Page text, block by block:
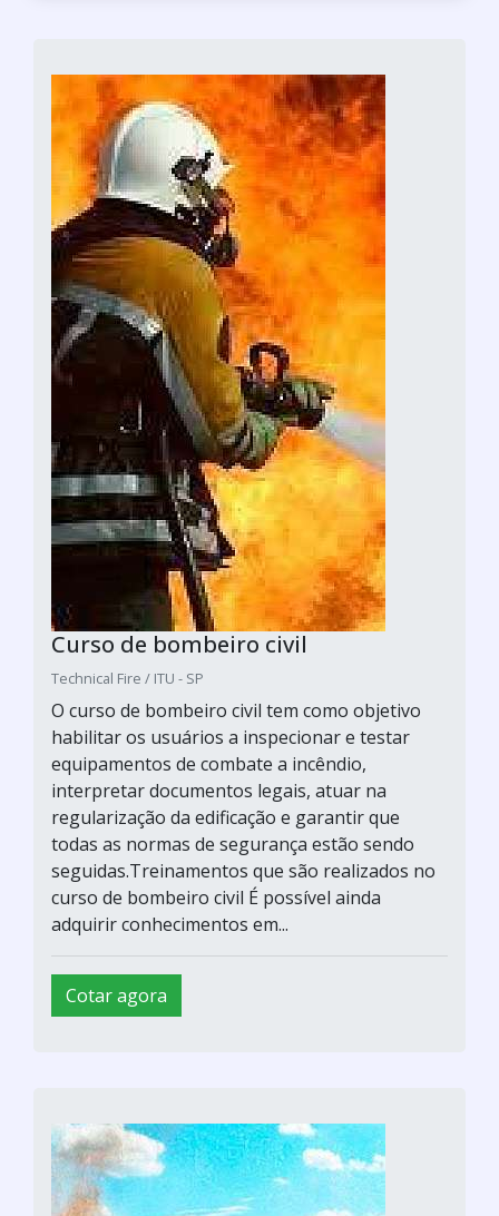
Curso de bombeiro civil
Technical Fire / ITU - SP
O curso de bombeiro civil tem como objetivo
habilitar os usuários a inspecionar e testar
equipamentos de combate a incêndio,
interpretar documentos legais, atuar na
regularização da edificação e garantir que
todas as normas de segurança estão sendo
seguidas.Treinamentos que são realizados no
curso de bombeiro civil É possível ainda
adquirir conhecimentos em...
Cotar agora